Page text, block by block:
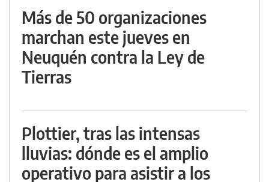
Más de 50 organizaciones
marchan este jueves en
Neuquén contra la Ley de
Tierras
Plottier, tras las intensas
lluvias: dónde es el amplio
operativo para asistir a los